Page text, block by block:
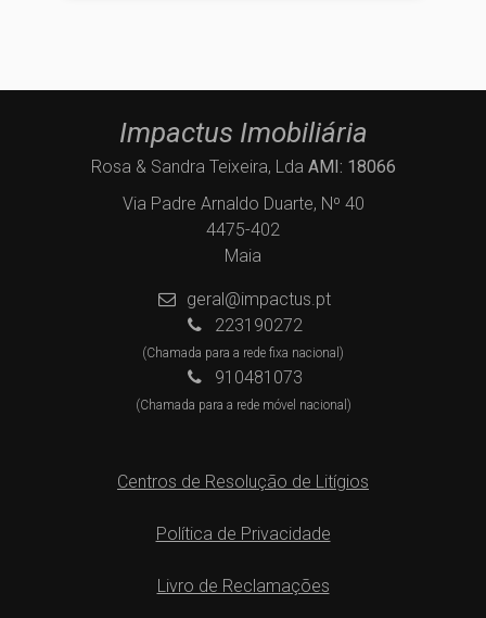
Impactus Imobiliária
Rosa & Sandra Teixeira, Lda AMI: 18066
Via Padre Arnaldo Duarte, Nº 40
4475-402
Maia
geral@impactus.pt
223190272
(Chamada para a rede fixa nacional)
910481073
(Chamada para a rede móvel nacional)
Centros de Resolução de Litígios
Política de Privacidade
Livro de Reclamações